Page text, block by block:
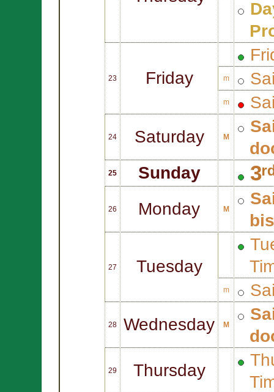
23 Friday m
m
24 Saturday M
25 Sunday
26 Monday M
27 Tuesday
m
28 Wednesday M
29 Thursday